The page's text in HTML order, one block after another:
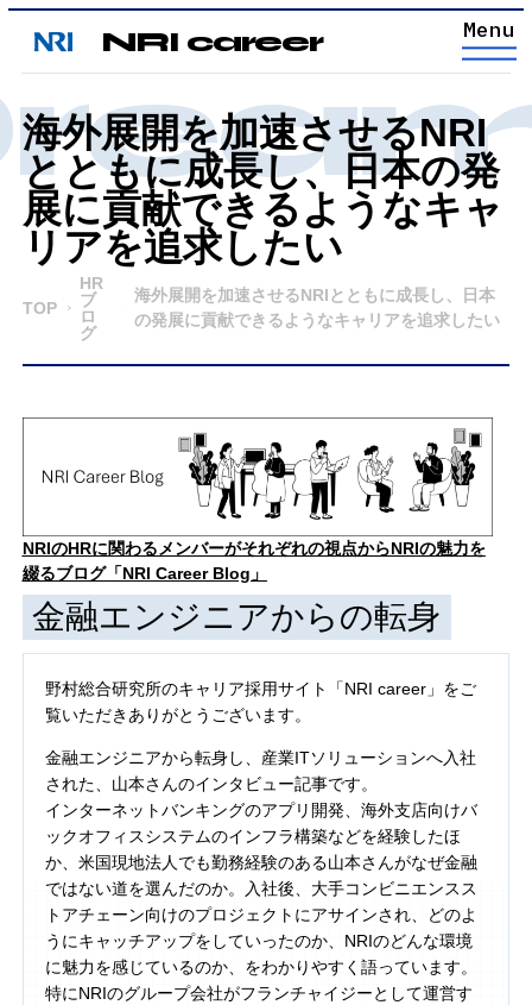
NRI career
海外展開を加速させるNRI
とともに成長し、日本の発
展に貢献できるようなキャ
リアを追求したい
TOP
HR
ブ
ロ
グ
海外展開を加速させるNRIとともに成長し、日本
の発展に貢献できるようなキャリアを追求したい
NRIのHRに関わるメンバーがそれぞれの視点からNRIの魅力を
綴るブログ「NRI Career Blog」
金融エンジニアからの転身
野村総合研究所のキャリア採用サイト「NRI career」をご
覧いただきありがとうございます。
金融エンジニアから転身し、産業ITソリューションへ入社
された、山本さんのインタビュー記事です。
インターネットバンキングのアプリ開発、海外支店向けバ
ックオフィスシステムのインフラ構築などを経験したほ
か、米国現地法人でも勤務経験のある山本さんがなぜ金融
ではない道を選んだのか。入社後、大手コンビニエンスス
トアチェーン向けのプロジェクトにアサインされ、どのよ
うにキャッチアップをしていったのか、NRIのどんな環境
に魅力を感じているのか、をわかりやすく語っています。
特にNRIのグループ会社がフランチャイジーとして運営す